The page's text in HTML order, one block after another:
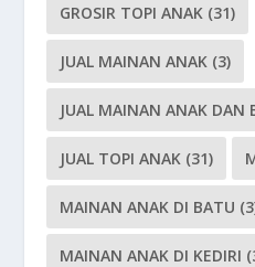
GROSIR TOPI ANAK (31)
JUAL MAINAN ANAK (3)
JUAL MAINAN ANAK DAN
JUAL TOPI ANAK (31)
MAINAN ANAK DI BATU
MAINAN ANAK DI KEDIRI